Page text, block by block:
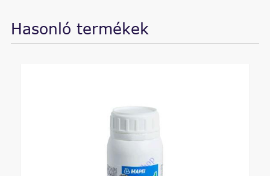
Hasonló termékek